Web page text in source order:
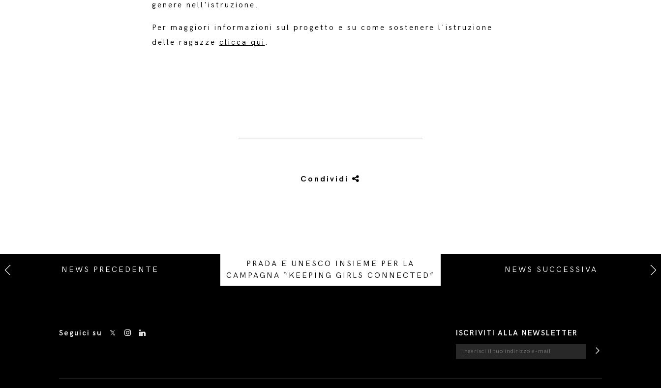
genere nell'istruzione.
Per maggiori informazioni sul progetto e su come sostenere l'istruzione
delle ragazze clicca qui .
Condividi
NEWS PRECEDENTE
PRADA E UNESCO INSIEME PER LA
CAMPAGNA “KEEPING GIRLS CONNECTED”
NEWS SUCCESSIVA
Seguici su ISCRIVITI ALLA NEWSLETTER